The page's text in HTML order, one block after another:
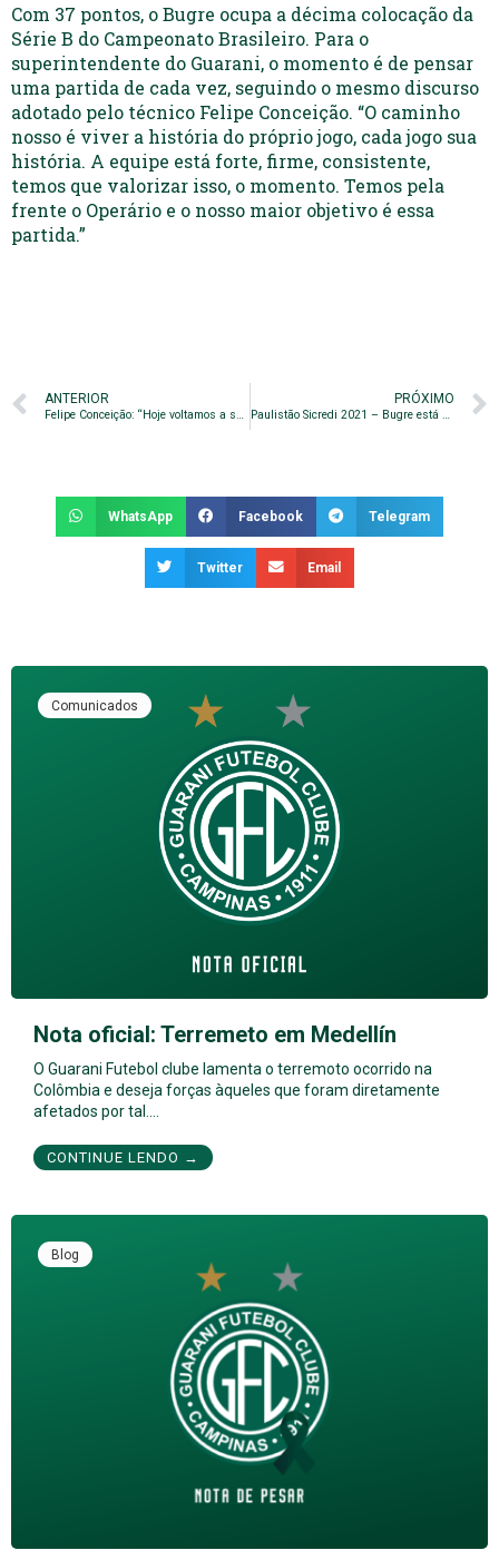
Com 37 pontos, o Bugre ocupa a décima colocação da
Série B do Campeonato Brasileiro. Para o
superintendente do Guarani, o momento é de pensar
uma partida de cada vez, seguindo o mesmo discurso
adotado pelo técnico Felipe Conceição. “O caminho
nosso é viver a história do próprio jogo, cada jogo sua
história. A equipe está forte, firme, consistente,
temos que valorizar isso, o momento. Temos pela
frente o Operário e o nosso maior objetivo é essa
partida.”
ANTERIOR
Felipe Conceição: “Hoje voltamos a ser o Guarani”
PRÓXIMO
Paulistão Sicredi 2021 – Bugre está no Grupo D
WhatsApp Facebook Telegram
Twitter Email
Comunicados
Nota oficial: Terremeto em Medellín
O Guarani Futebol clube lamenta o terremoto ocorrido na
Colômbia e deseja forças àqueles que foram diretamente
afetados por tal.…
CONTINUE LENDO →
Blog